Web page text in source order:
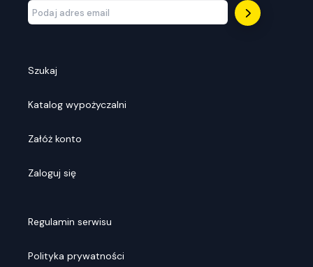
Szukaj
Katalog wypożyczalni
Załóż konto
Zaloguj się
Regulamin serwisu
Polityka prywatności